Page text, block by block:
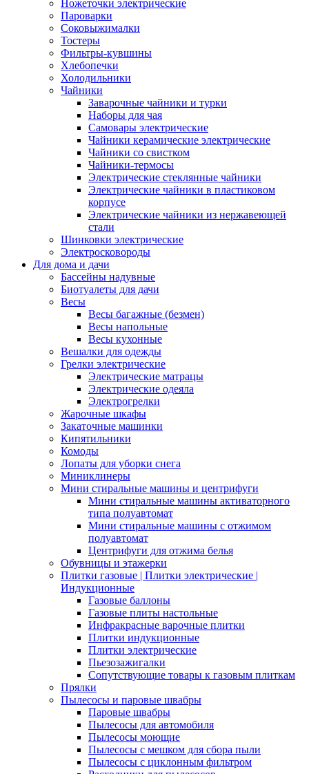
Ножеточки электрические
Пароварки
Соковыжималки
Тостеры
Фильтры-кувшины
Хлебопечки
Холодильники
Чайники
Заварочные чайники и турки
Наборы для чая
Самовары электрические
Чайники керамические электрические
Чайники со свистком
Чайники-термосы
Электрические стеклянные чайники
Электрические чайники в пластиковом
корпусе
Электрические чайники из нержавеющей
стали
Шинковки электрические
Электросковороды
Для дома и дачи
Бассейны надувные
Биотуалеты для дачи
Весы
Весы багажные (безмен)
Весы напольные
Весы кухонные
Вешалки для одежды
Грелки электрические
Электрические матрацы
Электрические одеяла
Электрогрелки
Жарочные шкафы
Закаточные машинки
Кипятильники
Комоды
Лопаты для уборки снега
Миниклинеры
Мини стиральные машины и центрифуги
Мини стиральные машины активаторного
типа полуавтомат
Мини стиральные машины с отжимом
полуавтомат
Центрифуги для отжима белья
Обувницы и этажерки
Плитки газовые | Плитки электрические |
Индукционные
Газовые баллоны
Газовые плиты настольные
Инфракрасные варочные плитки
Плитки индукционные
Плитки электрические
Пьезозажигалки
Сопутствующие товары к газовым плиткам
Прялки
Пылесосы и паровые швабры
Паровые швабры
Пылесосы для автомобиля
Пылесосы моющие
Пылесосы с мешком для сбора пыли
Пылесосы с циклонным фильтром